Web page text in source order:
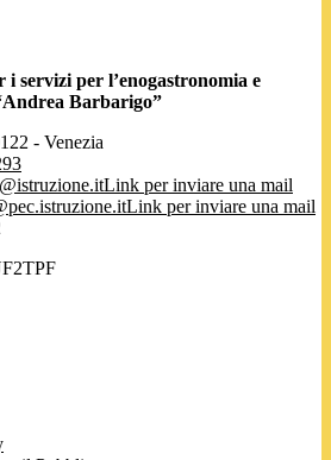
servizi per l’enogastronomia e
Barbarigo”
- Venezia
Link per inviare una mail
Link per inviare una mail